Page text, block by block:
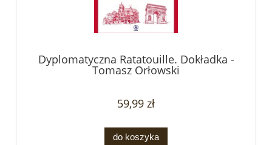
Dyplomatyczna Ratatouille. Dokładka -
Tomasz Orłowski
59,99 zł
do koszyka